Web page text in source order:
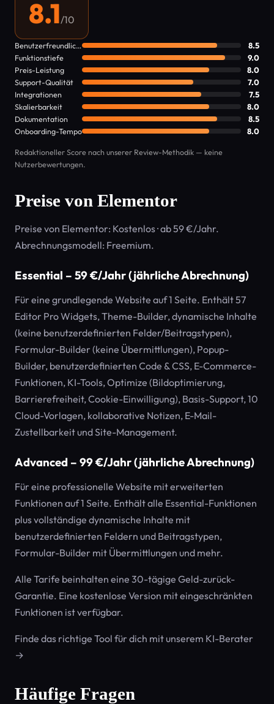
8.1/10
Benutzerfreundlichkeit
8.5
Funktionstiefe
9.0
Preis-Leistung
8.0
Support-Qualität
7.0
Integrationen
7.5
Skalierbarkeit
8.0
Dokumentation
8.5
Onboarding-Tempo
8.0
Redaktioneller Score nach unserer Review-Methodik — keine
Nutzerbewertungen.
Preise von Elementor
Preise von Elementor: Kostenlos · ab 59 €/Jahr.
Abrechnungsmodell: Freemium.
Essential – 59 €/Jahr (jährliche Abrechnung)
Für eine grundlegende Website auf 1 Seite. Enthält 57
Editor Pro Widgets, Theme-Builder, dynamische Inhalte
(keine benutzerdefinierten Felder/Beitragstypen),
Formular-Builder (keine Übermittlungen), Popup-
Builder, benutzerdefinierten Code & CSS, E-Commerce-
Funktionen, KI-Tools, Optimize (Bildoptimierung,
Barrierefreiheit, Cookie-Einwilligung), Basis-Support, 10
Cloud-Vorlagen, kollaborative Notizen, E-Mail-
Zustellbarkeit und Site-Management.
Advanced – 99 €/Jahr (jährliche Abrechnung)
Für eine professionelle Website mit erweiterten
Funktionen auf 1 Seite. Enthält alle Essential-Funktionen
plus vollständige dynamische Inhalte mit
benutzerdefinierten Feldern und Beitragstypen,
Formular-Builder mit Übermittlungen und mehr.
Alle Tarife beinhalten eine 30-tägige Geld-zurück-
Garantie. Eine kostenlose Version mit eingeschränkten
Funktionen ist verfügbar.
Finde das richtige Tool für dich mit unserem KI-Berater
→
Häufige Fragen